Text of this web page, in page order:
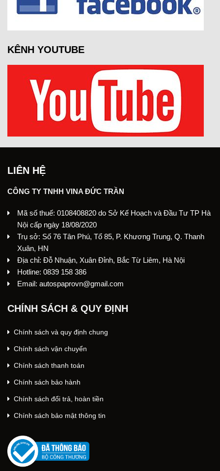
KÊNH YOUTUBE
LIÊN HỆ
CÔNG TY TNHH VINA ĐỨC TRẦN
Mã số thuế: 0108408820 do Sở Kế Hoạch và Đầu Tư TP Hà
Nội cấp ngày 18/08/2020
Trụ sở: Số 76 Tân Phú, Tổ 85, P. Khương Trung, Q. Thanh
Xuân, HN
Địa chỉ: Đỗ Nhuận, Xuân Đỉnh, Bắc Từ Liêm, Hà Nội
Hotline: 0839 158 386
Email: autospaprovn@gmail.com
CHÍNH SÁCH & QUY ĐỊNH
Chính sách và quy định chung
Chính sách vận chuyển
Chính sách thanh toán
Chính sách bảo hành
Chính sách đổi trả, hoàn tiền
Chính sách bảo mật thông tin